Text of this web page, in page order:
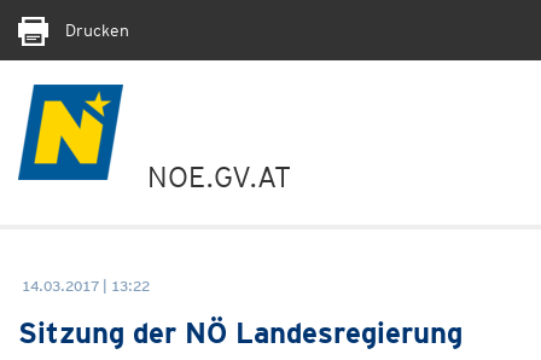
Drucken
NOE.GV.AT
14.03.2017 | 13:22
Sitzung der NÖ Landesregierung